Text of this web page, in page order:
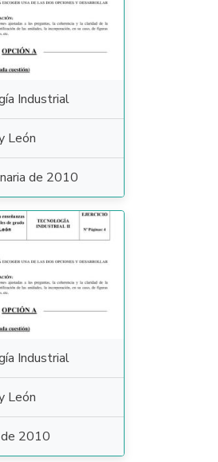
Industrial
León
de 2010
Industrial
León
de 2010